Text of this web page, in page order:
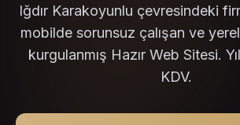
Iğdır Karakoyunlu çevresindeki
mobilde sorunsuz çalışan ve
kurgulanmış Hazır Web Sitesi.
KDV.